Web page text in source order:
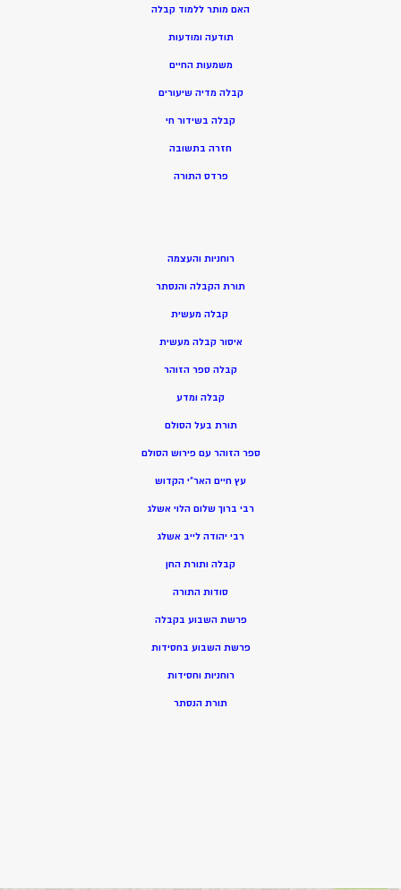
האם מותר ללמוד קבלה
תודעה ומודעות
משמעות החיים
קבלה מדיה שיעורים
קבלה בשידור חי
חזרה בתשובה
פרדס התורה
רוחניות והעצמה
תורת הקבלה והנסתר
קבלה מעשית
איסור קבלה מעשית
קבלה ספר הזוהר
קבלה ומדע
תורת בעל הסולם
ספר הזוהר עם פירוש הסולם
עץ חיים האר”י הקדוש
רבי ברוך שלום הלוי אשלג
רבי יהודה לייב אשלג
קבלה ותורת החן
סודות התורה
פרשת השבוע בקבלה
פרשת השבוע בחסידות
רוחניות וחסידות
תורת הנסתר